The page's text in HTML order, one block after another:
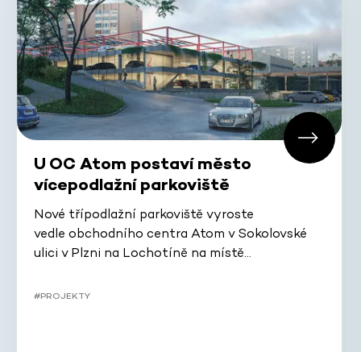
U OC Atom postaví město
vícepodlažní parkoviště
Nové třípodlažní parkoviště vyroste
vedle obchodního centra Atom v Sokolovské
ulici v Plzni na Lochotíně na místě…
#PROJEKTY